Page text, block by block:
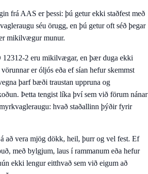
frá AAS er þessi: þú getur ekki staðfest með
séu örugg, en þú getur oft séð þegar
mikilvægur munur.
12312-2 eru mikilvægar, en þær duga ekki
er óljós eða ef sían hefur skemmst
þarf bæði traustan uppruna og
Þetta tengist líka því sem við förum nánar
hvað staðallinn þýðir fyrir
að vera mjög dökk, heil, þurr og vel fest. Ef
með bylgjum, laus í rammanum eða hefur
ekki lengur eitthvað sem við eigum að